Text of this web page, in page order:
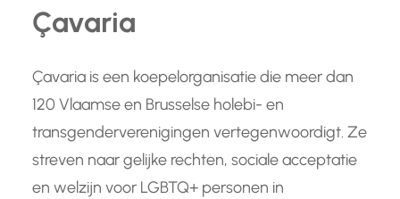
Çavaria
Çavaria is een koepelorganisatie die meer dan
120 Vlaamse en Brusselse holebi- en
transgenderverenigingen vertegenwoordigt. Ze
streven naar gelijke rechten, sociale acceptatie
en welzijn voor LGBTQ+ personen in